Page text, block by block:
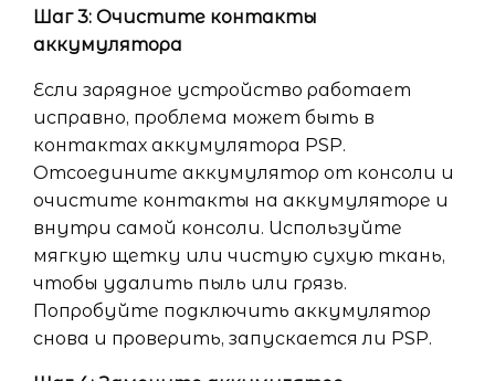
Шаг 3: Очистите контакты
аккумулятора
Если зарядное устройство работает
исправно, проблема может быть в
контактах аккумулятора PSP.
Отсоедините аккумулятор от консоли и
очистите контакты на аккумуляторе и
внутри самой консоли. Используйте
мягкую щетку или чистую сухую ткань,
чтобы удалить пыль или грязь.
Попробуйте подключить аккумулятор
снова и проверить, запускается ли PSP.